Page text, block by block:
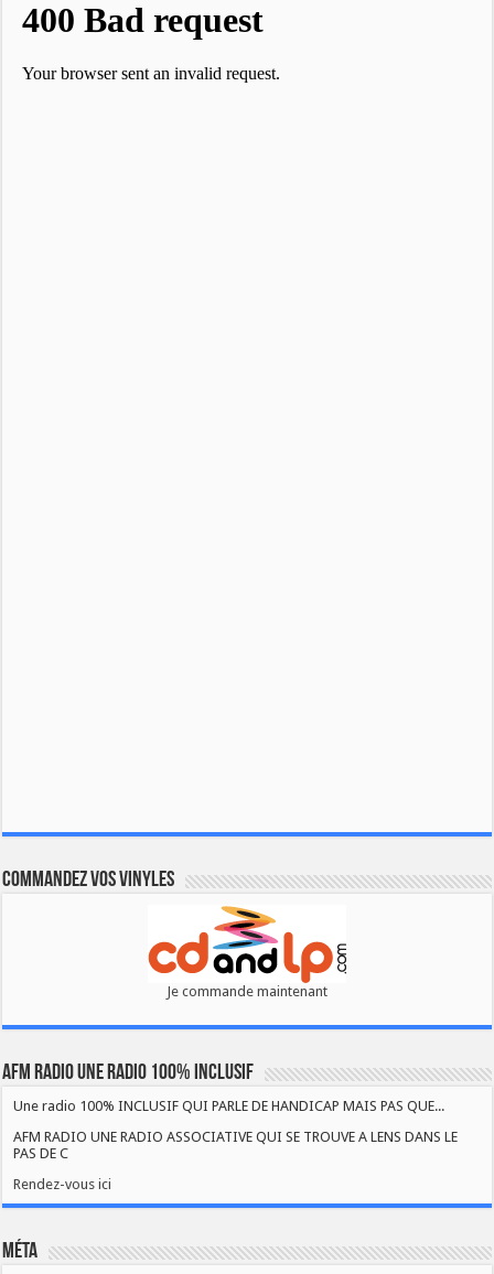
Commandez vos vinyles
Je commande maintenant
AFM RADIO UNE RADIO 100% INCLUSIF
Une radio 100% INCLUSIF QUI PARLE DE HANDICAP MAIS PAS QUE...
AFM RADIO UNE RADIO ASSOCIATIVE QUI SE TROUVE A LENS DANS LE
PAS DE C
Rendez-vous ici
Méta